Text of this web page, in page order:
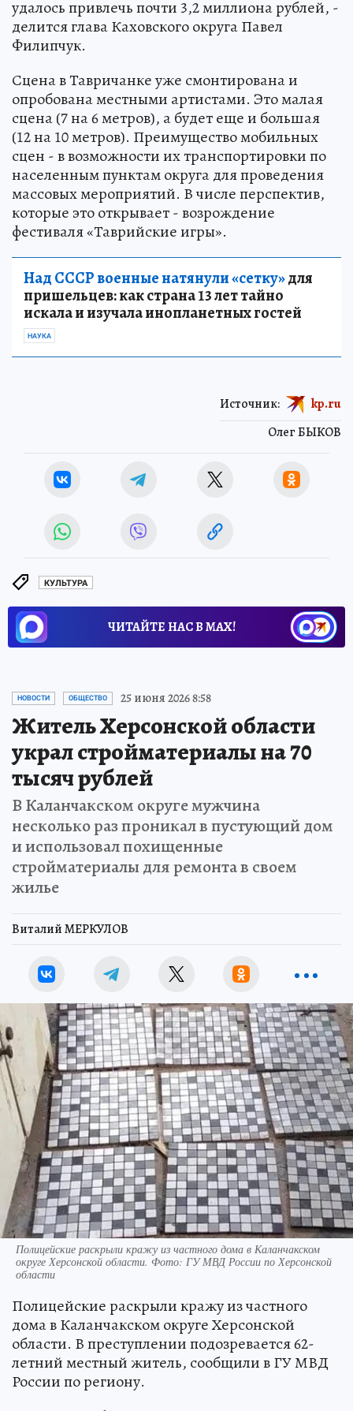
удалось привлечь почти 3,2 миллиона рублей, -
делится глава Каховского округа Павел
Филипчук.
Сцена в Тавричанке уже смонтирована и
опробована местными артистами. Это малая
сцена (7 на 6 метров), а будет еще и большая
(12 на 10 метров). Преимущество мобильных
сцен - в возможности их транспортировки по
населенным пунктам округа для проведения
массовых мероприятий. В числе перспектив,
которые это открывает - возрождение
фестиваля «Таврийские игры».
Над СССР военные натянули «сетку»для
пришельцев: как страна 13 лет тайно
искала и изучала инопланетных гостей
НАУКА
Олег БЫКОВ
Источник: kp.ru
КУЛЬТУРА
ЧИТАЙТЕ НАС В МАХ!
НОВОСТИ ОБЩЕСТВО 25 июня 2026 8:58
Житель Херсонской области
украл стройматериалы на 70
тысяч рублей
В Каланчакском округе мужчина
несколько раз проникал в пустующий дом
и использовал похищенные
стройматериалы для ремонта в своем
жилье
Виталий МЕРКУЛОВ
Полицейские раскрыли кражу из частного дома в Каланчакском
округе Херсонской области. Фото: ГУ МВД России по Херсонской
области
Полицейские раскрыли кражу из частного
дома в Каланчакском округе Херсонской
области. В преступлении подозревается 62-
летний местный житель, сообщили в ГУ МВД
России по региону.